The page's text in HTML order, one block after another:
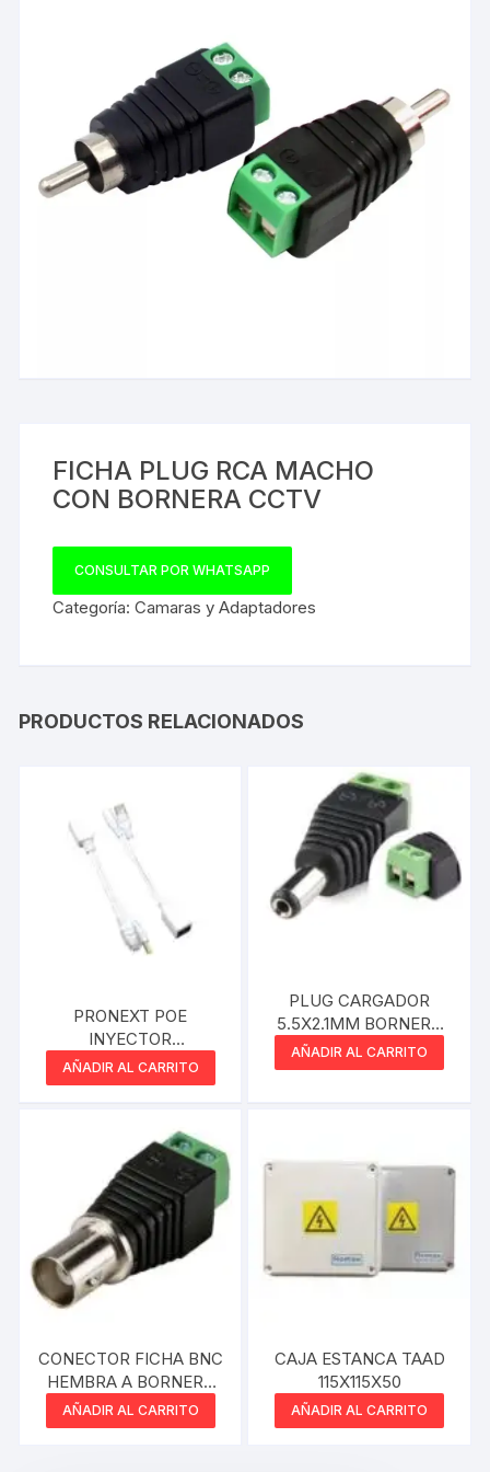
FICHA PLUG RCA MACHO
CON BORNERA CCTV
CONSULTAR POR WHATSAPP
Categoría:Camaras y Adaptadores
PRODUCTOS RELACIONADOS
PRONEXT POE
INYECTOR
ALIMENTACION POE
PASIVO
AÑADIR AL CARRITO
PLUG CARGADOR
5.5X2.1MM BORNERA
XU.
AÑADIR AL CARRITO
CONECTOR FICHA BNC
HEMBRA A BORNERA
CCTV TIPO BALUN
AÑADIR AL CARRITO
CAJA ESTANCA TAAD
115X115X50
AÑADIR AL CARRITO